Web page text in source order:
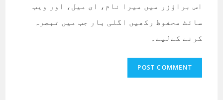
(optional)
اس براؤزر میں میرا نام، ای میل، اور ویب
سائٹ محفوظ رکھیں اگلی بار جب میں تبصرہ
کرنے کےلیے۔